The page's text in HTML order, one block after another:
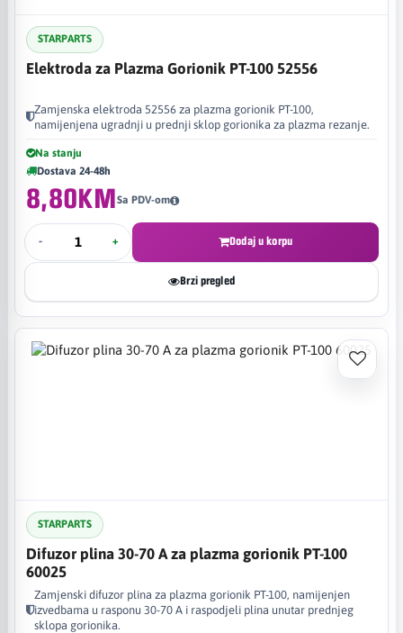
STARPARTS
Elektroda za Plazma Gorionik PT-100 52556
Zamjenska elektroda 52556 za plazma gorionik PT-100,
namijenjena ugradnji u prednji sklop gorionika za plazma rezanje.
Na stanju
Dostava 24-48h
8,80KMSa PDV-om
- + Dodaj u korpu
Brzi pregled
STARPARTS
Difuzor plina 30-70 A za plazma gorionik PT-100
60025
Zamjenski difuzor plina za plazma gorionik PT-100, namijenjen
izvedbama u rasponu 30-70 A i raspodjeli plina unutar prednjeg
sklopa gorionika.